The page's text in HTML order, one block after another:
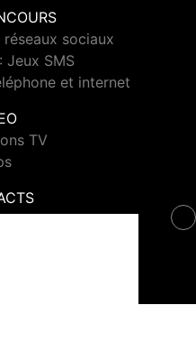
sociaux
Jeux SMS
et internet
TV